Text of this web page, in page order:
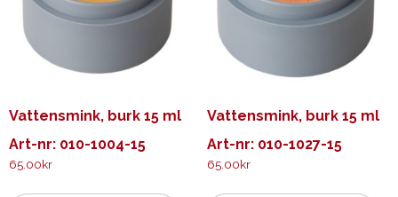
Vattensmink, burk 15 ml
Art-nr: 010-1004-15
65.00kr
Vattensmink, burk 15 ml
Art-nr: 010-1027-15
65.00kr